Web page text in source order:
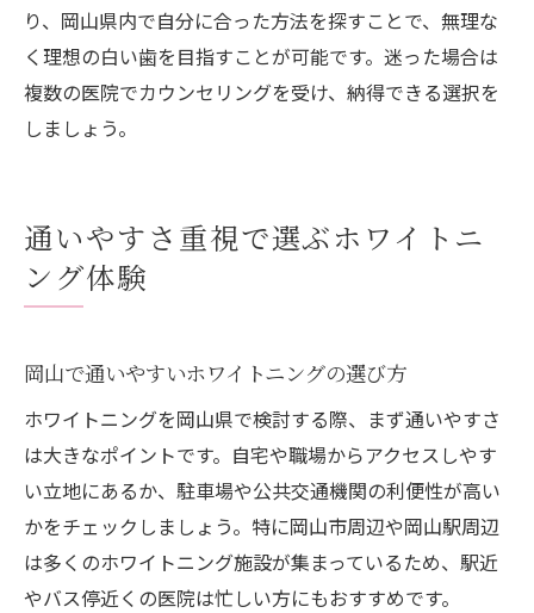
り、岡山県内で自分に合った方法を探すことで、無理な
く理想の白い歯を目指すことが可能です。迷った場合は
複数の医院でカウンセリングを受け、納得できる選択を
しましょう。
通いやすさ重視で選ぶホワイトニ
ング体験
岡山で通いやすいホワイトニングの選び方
ホワイトニングを岡山県で検討する際、まず通いやすさ
は大きなポイントです。自宅や職場からアクセスしやす
い立地にあるか、駐車場や公共交通機関の利便性が高い
かをチェックしましょう。特に岡山市周辺や岡山駅周辺
は多くのホワイトニング施設が集まっているため、駅近
やバス停近くの医院は忙しい方にもおすすめです。